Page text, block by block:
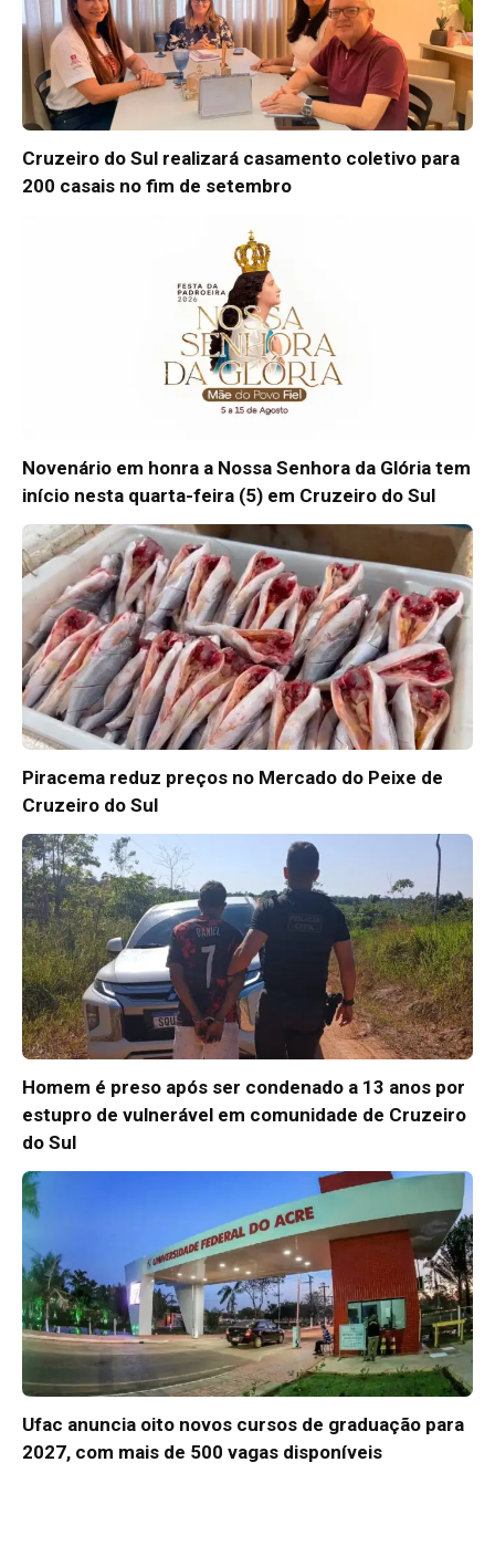
Cruzeiro do Sul realizará casamento coletivo para
200 casais no fim de setembro
Novenário em honra a Nossa Senhora da Glória tem
início nesta quarta-feira (5) em Cruzeiro do Sul
Piracema reduz preços no Mercado do Peixe de
Cruzeiro do Sul
Homem é preso após ser condenado a 13 anos por
estupro de vulnerável em comunidade de Cruzeiro
do Sul
Ufac anuncia oito novos cursos de graduação para
2027, com mais de 500 vagas disponíveis